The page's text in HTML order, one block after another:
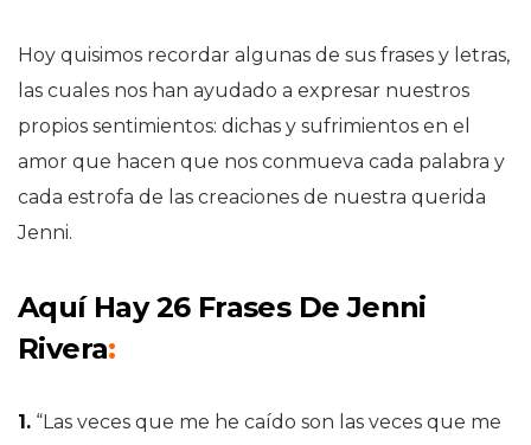
Hoy quisimos recordar algunas de sus frases y letras,
las cuales nos han ayudado a expresar nuestros
propios sentimientos: dichas y sufrimientos en el
amor que hacen que nos conmueva cada palabra y
cada estrofa de las creaciones de nuestra querida
Jenni.
Aquí Hay 26 Frases De Jenni
Rivera:
1. “Las veces que me he caído son las veces que me